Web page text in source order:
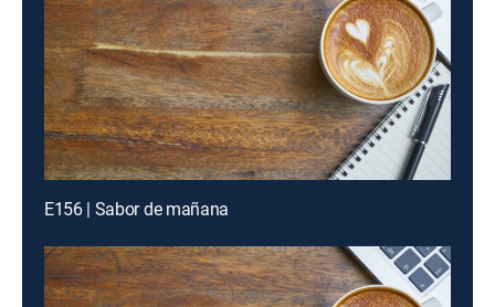
E156 | Sabor de mañana